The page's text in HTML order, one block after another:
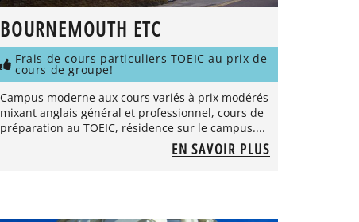
BOURNEMOUTH ETC
Frais de cours particuliers TOEIC au prix de
cours de groupe!
Campus moderne aux cours variés à prix modérés
mixant anglais général et professionnel, cours de
préparation au TOEIC, résidence sur le campus....
EN SAVOIR PLUS